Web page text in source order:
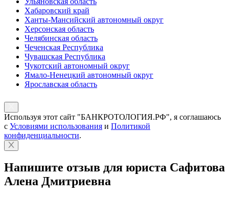
Хабаровский край
Ханты-Мансийский автономный округ
Херсонская область
Челябинская область
Чеченская Республика
Чувашская Республика
Чукотский автономный округ
Ямало-Ненецкий автономный округ
Ярославская область
Используя этот сайт "БАНКРОТОЛОГИЯ.РФ", я соглашаюсь
с Условиями использования и Политикой
конфиденциальности.
Напишите отзыв для юриста Сафитова
Алена Дмитриевна